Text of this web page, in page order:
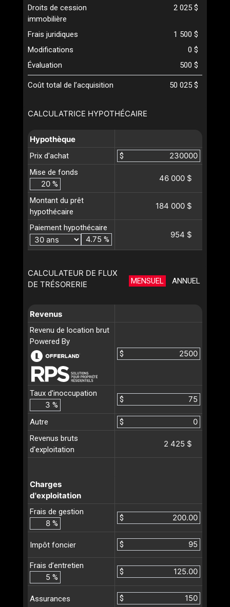
CALCULATRICE HYPOTHÉCAIRE
Hypothèque
Prix d'achat
$
Mise de fonds
%
46 000 $
Montant du prêt
hypothécaire
184 000 $
Paiement hypothécaire
%
954 $
CALCULATEUR DE FLUX
DE TRÉSORERIE
MENSUEL ANNUEL
Revenus
Revenu de location brut
Powered By
$
Taux d'inoccupation
%
$
Autre
$
Revenus bruts
d'exploitation
2 425 $
Charges
d'exploitation
Frais de gestion
%
$
Impôt foncier $
Frais d’entretien
%
$
Assurances $
Droits de cession
immobilière
2 025 $
Frais juridiques
1 500 $
Modifications
0 $
Évaluation
500 $
Coût total de l’acquisition 50 025 $